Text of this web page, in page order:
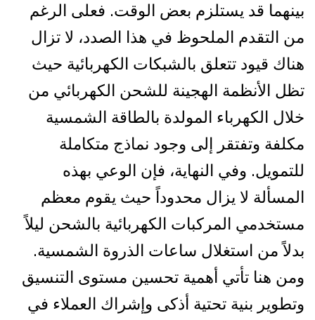
بينهما قد يستلزم بعض الوقت. فعلى الرغم
من التقدم الملحوظ في هذا الصدد، لا تزال
هناك قيود تتعلق بالشبكات الكهربائية حيث
تظل الأنظمة الهجينة للشحن الكهربائي من
خلال الكهرباء المولدة بالطاقة الشمسية
مكلفة وتفتقر إلى وجود نماذج متكاملة
للتمويل. وفي النهاية، فإن الوعي بهذه
المسألة لا يزال محدوداً حيث يقوم معظم
مستخدمي المركبات الكهربائية بالشحن ليلاً
بدلاً من استغلال ساعات الذروة الشمسية.
ومن هنا تأتي أهمية تحسين مستوى التنسيق
وتطوير بنية تحتية أذكى وإشراك العملاء في